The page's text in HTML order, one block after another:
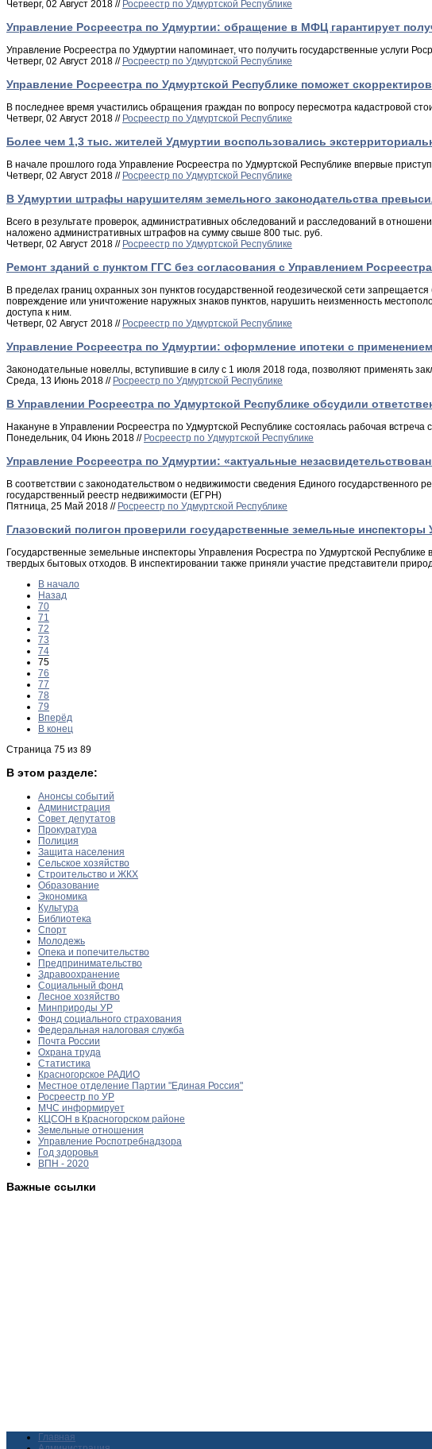
Четверг, 02 Август 2018 // Росреестр по Удмуртской Республике
Управление Росреестра по Удмуртии: обращение в МФЦ гарантирует
Управление Росреестра по Удмуртии напоминает, что получить государственные услуги
Четверг, 02 Август 2018 // Росреестр по Удмуртской Республике
Управление Росреестра по Удмуртской Республике поможет
В последнее время участились обращения граждан по вопросу пересмотра кадастровой
Четверг, 02 Август 2018 // Росреестр по Удмуртской Республике
Более чем 1,3 тыс. жителей Удмуртии воспользовались
В начале прошлого года Управление Росреестра по Удмуртской Республике впервые
Четверг, 02 Август 2018 // Росреестр по Удмуртской Республике
В Удмуртии штрафы нарушителям земельного законодательства
Всего в результате проверок, административных обследований и расследований в
наложено административных штрафов на сумму свыше 800 тыс. руб.
Четверг, 02 Август 2018 // Росреестр по Удмуртской Республике
Ремонт зданий с пунктом ГГС без согласования с Управлением
В пределах границ охранных зон пунктов государственной геодезической сети
повреждение или уничтожение наружных знаков пунктов, нарушить неизменность
доступа к ним.
Четверг, 02 Август 2018 // Росреестр по Удмуртской Республике
Управление Росреестра по Удмуртии: оформление ипотеки с
Законодательные новеллы, вступившие в силу с 1 июля 2018 года, позволяют применять
Среда, 13 Июнь 2018 // Росреестр по Удмуртской Республике
В Управлении Росреестра по Удмуртской Республике обсудили
Накануне в Управлении Росреестра по Удмуртской Республике состоялась рабочая
Понедельник, 04 Июнь 2018 // Росреестр по Удмуртской Республике
Управление Росреестра по Удмуртии: «актуальные
В соответствии с законодательством о недвижимости сведения Единого
государственный реестр недвижимости (ЕГРН)
Пятница, 25 Май 2018 // Росреестр по Удмуртской Республике
Глазовский полигон проверили государственные земельные инспекторы
Государственные земельные инспекторы Управления Росрестра по Удмуртской
твердых бытовых отходов. В инспектировании также приняли участие представители
В начало
Назад
70
71
72
73
74
75
76
77
78
79
Вперёд
В конец
Страница 75 из 89
В этом разделе:
Анонсы событий
Администрация
Совет депутатов
Прокуратура
Полиция
Защита населения
Сельское хозяйство
Строительство и ЖКХ
Образование
Экономика
Культура
Библиотека
Спорт
Молодежь
Опека и попечительство
Предпринимательство
Здравоохранение
Социальный фонд
Лесное хозяйство
Минприроды УР
Фонд социального страхования
Федеральная налоговая служба
Почта России
Охрана труда
Статистика
Красногорское РАДИО
Местное отделение Партии "Единая Россия"
Росреестр по УР
МЧС информирует
КЦСОН в Красногорском районе
Земельные отношения
Управление Роспотребнадзора
Год здоровья
ВПН - 2020
Важные ссылки
Главная